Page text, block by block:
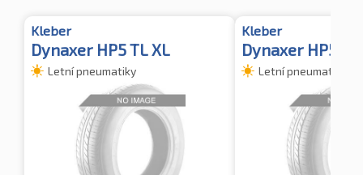
Kleber
Dynaxer HP5 TL XL
Letní pneumatiky
Kleber
Dynaxer HP5
Letní pneumatiky